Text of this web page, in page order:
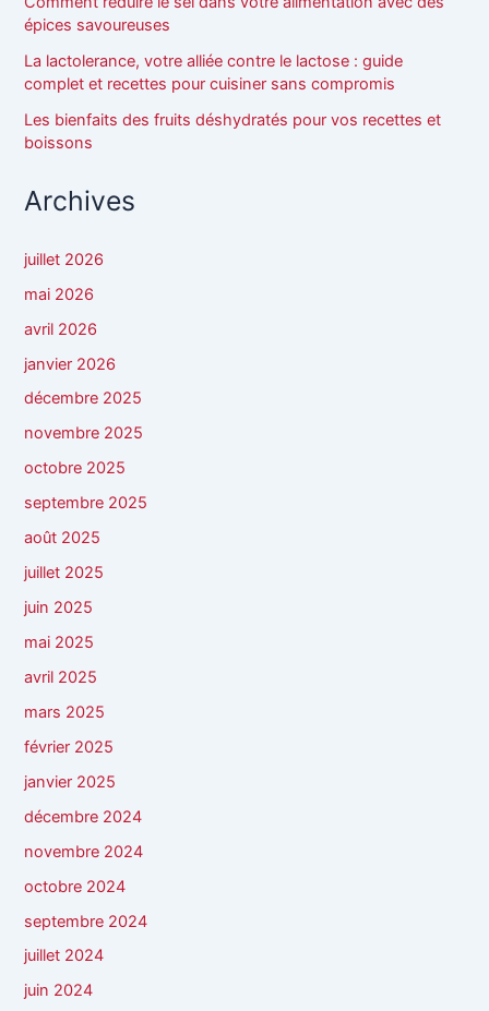
épices savoureuses
La lactolerance, votre alliée contre le lactose : guide
complet et recettes pour cuisiner sans compromis
Les bienfaits des fruits déshydratés pour vos recettes et
boissons
Archives
juillet 2026
mai 2026
avril 2026
janvier 2026
décembre 2025
novembre 2025
octobre 2025
septembre 2025
août 2025
juillet 2025
juin 2025
mai 2025
avril 2025
mars 2025
février 2025
janvier 2025
décembre 2024
novembre 2024
octobre 2024
septembre 2024
juillet 2024
juin 2024